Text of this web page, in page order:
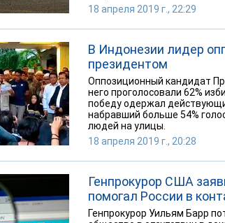
18 апреля 2019 г., 22:29
В Индонезии лидер
президентом
Оппозиционный кандидат
него проголосовали 62%
победу одержал
набравший больше 54%
людей на улицы.
18 апреля 2019 г., 20:28
Генпрокурор США
помогал России в
Генпрокурор Уильям Барр